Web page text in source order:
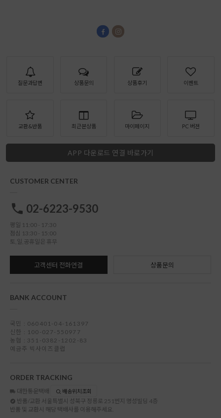
질문과답변 상품문의 상품후기 이벤트
교환&반품 최근본상품 마이페이지 PC 버젼
APP 다운로드 연결 바로가기
CUSTOMER CENTER
02-6223-9530
평일 11:00 - 17:30
점심 13:30 - 15:00
토,일,공휴일은 휴무
고객센터 전화연결 상품문의
BANK ACCOUNT
국민 : 060401-04-161397
신한 : 100-027-550977
농협 : 351-0382-1202-83
예금주 빅사이즈클럽
ORDER TRACKING
대한통운택배 배송위치조회
반품/교환 서울특별시 성북구 정릉로 251번지 명성빌딩 4층
반품 및 교환시 해당 택배사를 이용해주세요.